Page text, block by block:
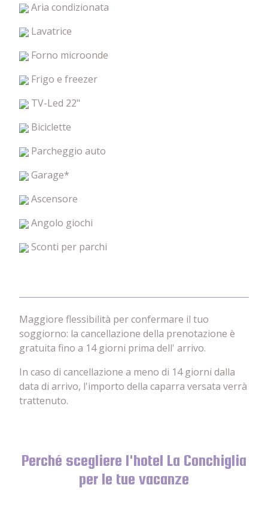
Aria condizionata
Lavatrice
Forno microonde
Frigo e freezer
TV-Led 22"
Biciclette
Parcheggio auto
Garage*
Ascensore
Angolo giochi
Sconti per parchi
Maggiore flessibilità per confermare il tuo
soggiorno: la cancellazione della prenotazione è
gratuita fino a 14 giorni prima dell' arrivo.
In caso di cancellazione a meno di 14 giorni dalla
data di arrivo, l'importo della caparra versata verrà
trattenuto.
Perché scegliere l'hotel La Conchiglia
per le tue vacanze